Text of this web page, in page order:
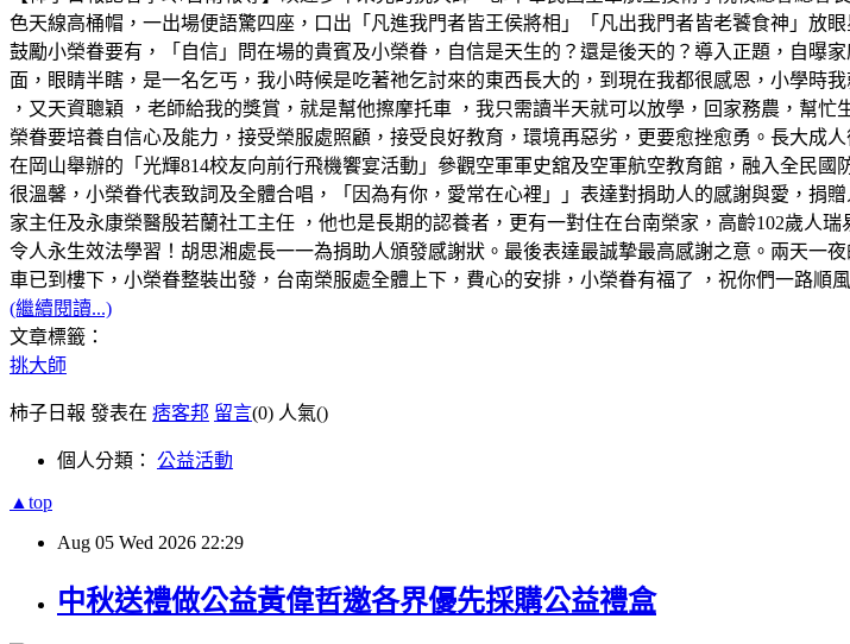
色天線高桶帽，一出場便語驚四座，口出「凡進我門者皆王侯將相」「凡出我門者皆老饕食神」放
鼓勵小榮眷要有，「自信」問在場的貴賓及小榮眷，自信是天生的？還是後天的？導入正題，自曝
面，眼睛半瞎，是一名乞丐，我小時候是吃著祂乞討來的東西長大的，到現在我都很感恩，小學時
，又天資聰穎 ，老師給我的獎賞，就是幫他擦摩托車 ，我只需讀半天就可以放學，回家務農，幫
榮眷要培養自信心及能力，接受榮服處照顧，接受良好教育，環境再惡劣，更要愈挫愈勇。長大成
在岡山舉辦的「光輝814校友向前行飛機饗宴活動」參觀空軍軍史舘及空軍航空教育館，融入全民
很溫馨，小榮眷代表致詞及全體合唱，「因為有你，愛常在心裡」」表達對捐助人的感謝與愛，捐
家主任及永康榮醫殷若蘭社工主任 ，他也是長期的認養者，更有一對住在台南榮家，高齡102歲人
令人永生效法學習！胡思湘處長一一為捐助人頒發感謝狀。最後表達最誠摯最高感謝之意。兩天一
車已到樓下，小榮眷整裝出發，台南榮服處全體上下，費心的安排，小榮眷有福了 ，祝你們一路順
(繼續閱讀...)
文章標籤：
挑大師
柿子日報 發表在 痞客邦 留言(0) 人氣()
個人分類： 公益活動
▲top
Aug 05 Wed 2026 22:29
中秋送禮做公益黃偉哲邀各界優先採購公益禮盒